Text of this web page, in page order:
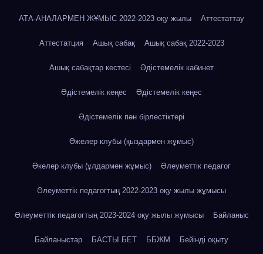
АТА-АНАЛАРМЕН ЖҰМЫС 2022-2023 оқу жылы Аттестаттау
Аттестатция Ашық сабақ Ашық сабақ 2022-2023
Ашық сабақтар кестесі Әдістемелік кабинет
Әдістемелік кеңес Әдістемелік кеңес
Әдістемелік пән бірлестіктері
Әжелер клубы (қыздармен жұмыс)
Әкелер клубы (ұлдармен жұмыс) Әлеуметтік педагог
Әлеуметтік педагогтың 2022-2023 оқу жылы жұмысы
Әлеуметтік педагогтың 2023-2024 оқу жылы жұмысы Байланыс
Байланыстар БАСТЫ БЕТ ББЖМ Бейінді оқыту